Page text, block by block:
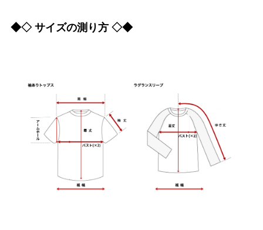
◆◇ サイズの測り方 ◇◆